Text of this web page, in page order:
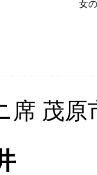
女
席 茂原